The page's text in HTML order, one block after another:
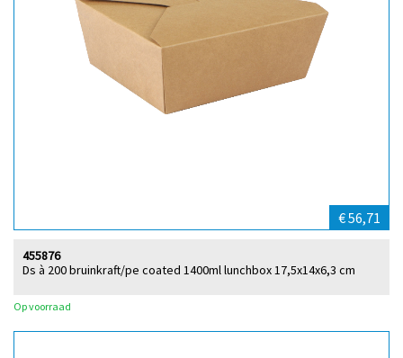
€ 56,71
Ds à 200 bruinkraft/pe coated 1400ml lunchbox 17,5x14x6,3 cm
455876
Op voorraad